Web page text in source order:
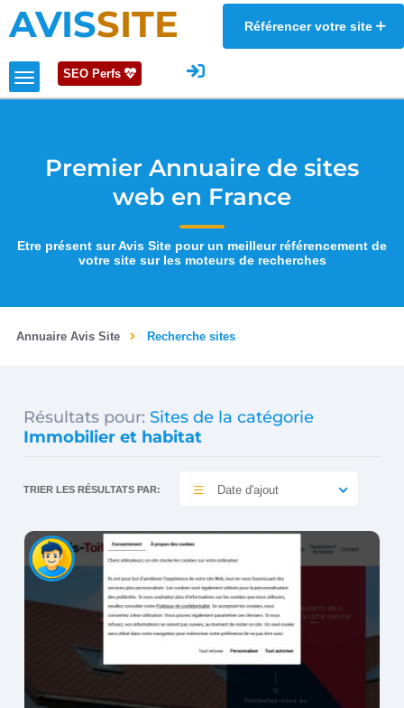
AVISSITE Référencer votre site
SEO Perfs
Premier Annuaire de sites
web en France
Etre présent sur Avis Site pour un meilleur référencement de
votre site sur les moteurs de recherches
Annuaire Avis Site Recherche sites
Résultats pour: Sites de la catégorie
Immobilier et habitat
TRIER LES RÉSULTATS PAR: Date d'ajout